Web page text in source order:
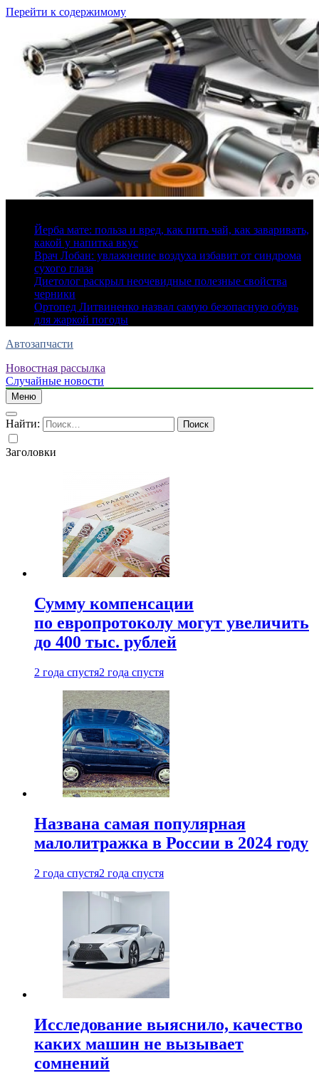
Перейти к содержимому
Йерба мате: польза и вред, как пить чай, как заваривать,
какой у напитка вкус
Врач Лобан: увлажнение воздуха избавит от синдрома
сухого глаза
Диетолог раскрыл неочевидные полезные свойства
черники
Ортопед Литвиненко назвал самую безопасную обувь
для жаркой погоды
Автозапчасти
Новостная рассылка
Случайные новости
Меню
Найти:
Заголовки
Сумму компенсации
по европротоколу могут увеличить
до 400 тыс. рублей
2 года спустя2 года спустя
Названа самая популярная
малолитражка в России в 2024 году
2 года спустя2 года спустя
Исследование выяснило, качество
каких машин не вызывает
сомнений